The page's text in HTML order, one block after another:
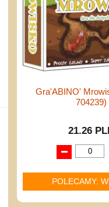
Gra'ABINO'
704239)
21.26
POLECAMY: